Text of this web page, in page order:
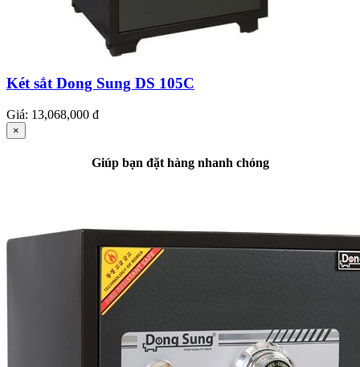
Két sắt Dong Sung DS 105C
Giá: 13,068,000 đ
×
Giúp bạn đặt hàng nhanh chóng